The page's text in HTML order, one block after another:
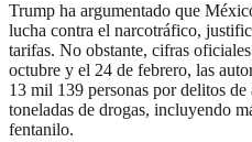
Trump ha argumentado que
lucha contra el narcotráfico,
tarifas. No obstante, cifras
octubre y el 24 de febrero, las
13 mil 139 personas por delitos
toneladas de drogas, incluyendo
fentanilo.